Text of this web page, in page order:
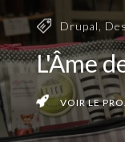
Drupal,
L'Âme
VOIR LE